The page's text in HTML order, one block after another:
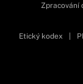
Zpracování
Etický kodex